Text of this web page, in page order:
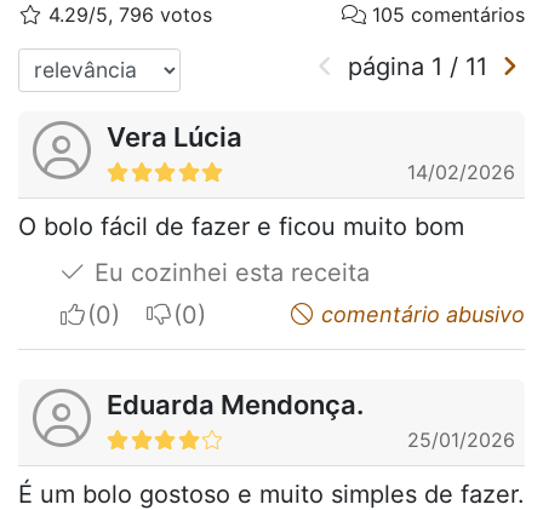
4.29/5, 796 votos 105 comentários
página 1 / 11
Vera Lúcia
14/02/2026
O bolo fácil de fazer e ficou muito bom
Eu cozinhei esta receita
I apreciateI do not appreciatecomentário abusivo
Eduarda Mendonça.
25/01/2026
É um bolo gostoso e muito simples de fazer.